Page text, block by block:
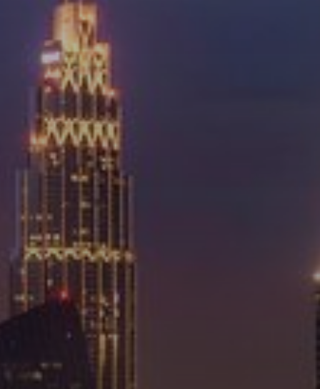
Аренда
Продажа
Новостройки
AX Journal
Каталоги
Агенты
About Us